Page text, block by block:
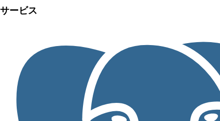
サービス